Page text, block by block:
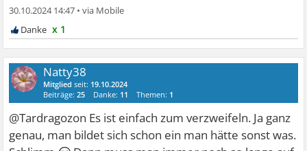
30.10.2024 14:47 •
x 1
Natty38
Mitglied seit: 19.10.2024
Beiträge:25 Danke: 11 Themen: 1
@Tardragozon Es ist einfach zum verzweifeln. Ja ganz
genau, man bildet sich schon ein man hätte sonst was.